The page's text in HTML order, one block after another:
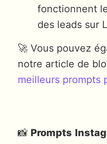
fonctionnent
des leads sur
🚀 Vous pouvez
notre article de
meilleurs prompts
📸 Prompts